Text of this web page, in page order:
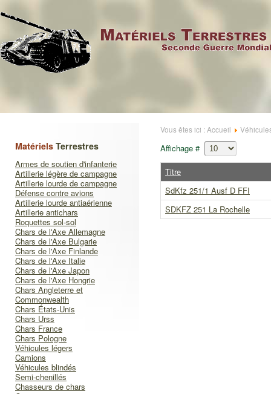
Matériels Terrestres
Armes de soutien d'infanterie
Artillerie légère de campagne
Artillerie lourde de campagne
Défense contre avions
Artillerie lourde antiaérienne
Artillerie antichars
Roquettes sol-sol
Chars de l'Axe Allemagne
Chars de l'Axe Bulgarie
Chars de l'Axe Finlande
Chars de l'Axe Italie
Chars de l'Axe Japon
Chars de l'Axe Hongrie
Chars Angleterre et
Commonwealth
Chars États-Unis
Chars Urss
Chars France
Chars Pologne
Véhicules légers
Camions
Véhicules blindés
Semi-chenillés
Chasseurs de chars
Vous êtes ici : Accueil
Affichage #
Titre
SdKfz 251/1 Ausf D FFI
SDKFZ 251 La Rochelle